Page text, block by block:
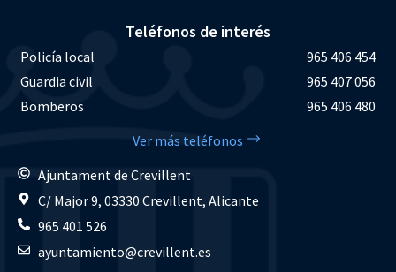
Teléfonos de interés
Policía local
965 406 454
Guardia civil
965 407 056
Bomberos
965 406 480
Ver más teléfonos
Ajuntament de Crevillent
C/ Major 9, 03330 Crevillent, Alicante
965 401 526
ayuntamiento@crevillent.es